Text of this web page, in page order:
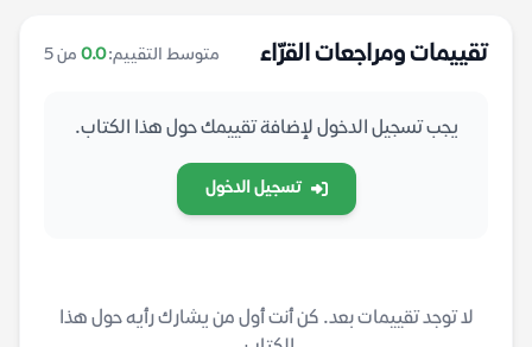
تقييمات ومراجعات القرّاء متوسط التقييم:0.0 من 5
يجب تسجيل الدخول لإضافة تقييمك حول هذا الكتاب.
تسجيل الدخول
لا توجد تقييمات بعد. كن أنت أول من يشارك رأيه حول هذا